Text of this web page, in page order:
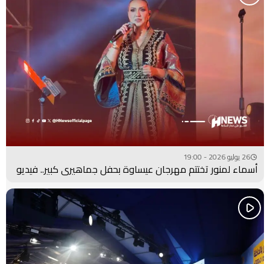
26 يوليو 2026 - 19:00
أسماء لمنور تختتم مهرجان عيساوة بحفل جماهيري كبير.. فيديو